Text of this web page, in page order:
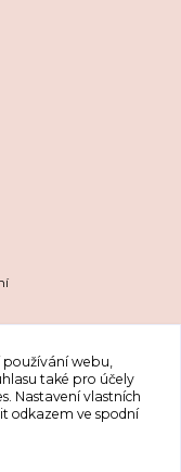
webu,
také pro účely
Nastavení vlastních
odkazem ve spodní